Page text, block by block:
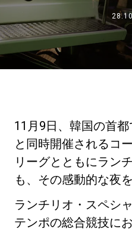
11月9日、韓国の首
と同時開催されるコ
リーグとともにラン
も、その感動的な夜
ランチリオ・スペシ
テンポの総合競技に
グループ
ニュース
研究室紹介
サスティナビリ
接続